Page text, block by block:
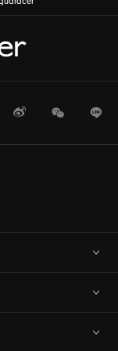
WeiboWeChat